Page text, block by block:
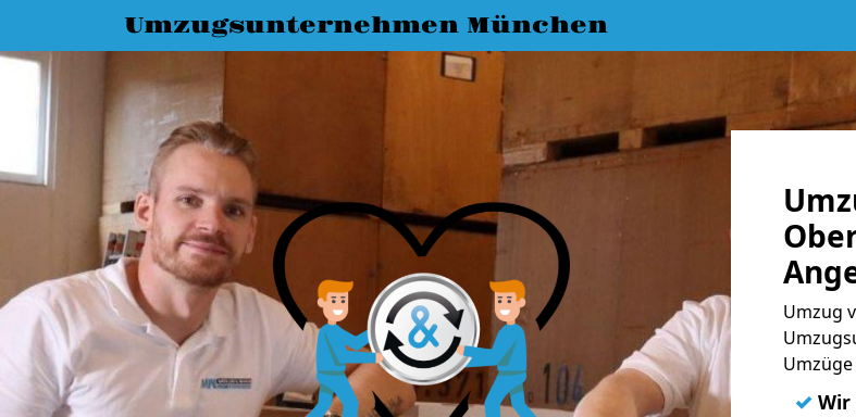
Umzugsunternehmen München
Umzug
✓ Wir